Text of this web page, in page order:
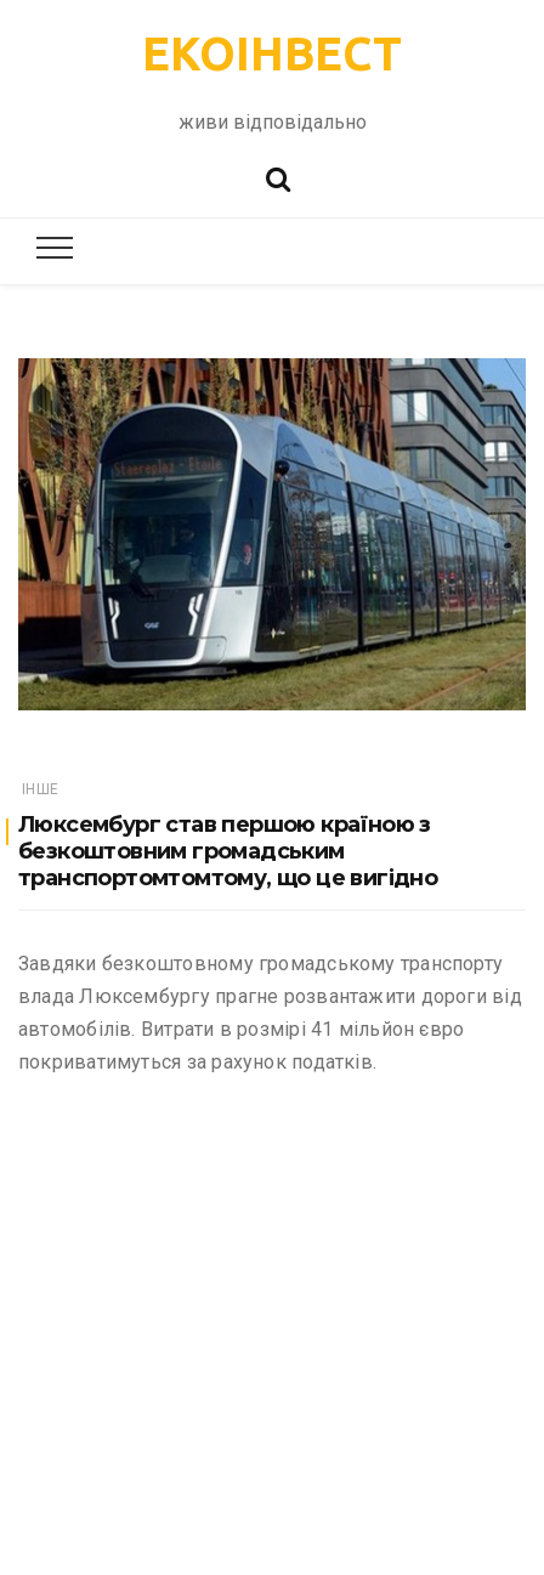
ЕКОІНВЕСТ
живи відповідально
ІНШЕ
Люксембург став першою країною з
безкоштовним громадським
транспортомтомтому, що це вигідно
Завдяки безкоштовному громадському транспорту
влада Люксембургу прагне розвантажити дороги від
автомобілів. Витрати в розмірі 41 мільйон євро
покриватимуться за рахунок податків.